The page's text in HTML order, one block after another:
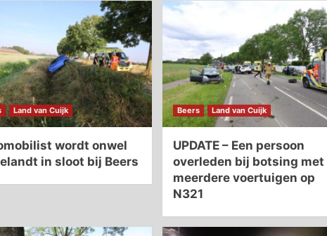
Land van Cuijk
wordt onwel
in sloot bij Beers
Beers Land van Cuijk
UPDATE – Een persoon
overleden bij botsing met
meerdere voertuigen op
N321